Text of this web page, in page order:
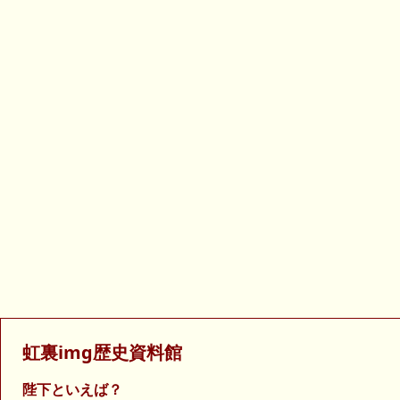
虹裏img歴史資料館
陛下といえば？